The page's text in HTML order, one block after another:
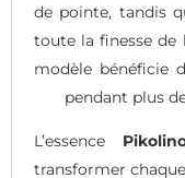
de pointe, tandis
toute la finesse de
modèle bénéficie
pendant plus
L’essence
transformer